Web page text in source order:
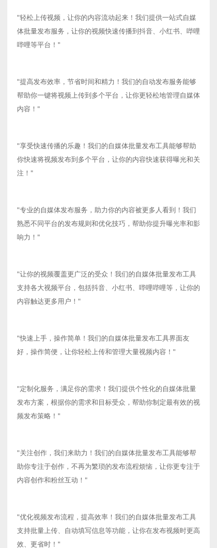
"轻松上传视频，让你的内容流动起来！我们提供一站式自媒
体批量发布服务，让你的视频快速传播到抖音、小红书、哔哩
哔哩等平台！"
"提高发布效率，节省时间和精力！我们的自动发布服务能够
帮助你一键将视频上传到多个平台，让你更轻松地管理自媒体
内容！"
"享受快速传播的乐趣！我们的自媒体批量发布工具能够帮助
你快速将视频发布到多个平台，让你的内容快速获得曝光和关
注！"
"专业的自媒体发布服务，助力你的内容被更多人看到！我们
熟悉不同平台的发布规则和优化技巧，帮助你提升曝光率和影
响力！"
"让你的视频覆盖更广泛的受众！我们的自媒体批量发布工具
支持各大视频平台，包括抖音、小红书、哔哩哔哩等，让你的
内容触达更多用户！"
"快速上手，操作简单！我们的自媒体批量发布工具界面友
好，操作简便，让你轻松上传和管理大量视频内容！"
"定制化服务，满足你的需求！我们提供个性化的自媒体批量
发布方案，根据你的需求和目标受众，帮助你制定最有效的视
频发布策略！"
"关注创作，我们来助力！我们的自媒体批量发布工具能够帮
助你专注于创作，不再为繁琐的发布流程烦恼，让你更专注于
内容创作和粉丝互动！"
"优化视频发布流程，提高效率！我们的自媒体批量发布工具
支持批量上传、自动填写信息等功能，让你在发布视频时更高
效、更省时！"